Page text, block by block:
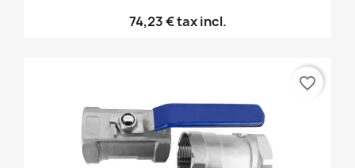
74,23 €tax incl.
favorite_border